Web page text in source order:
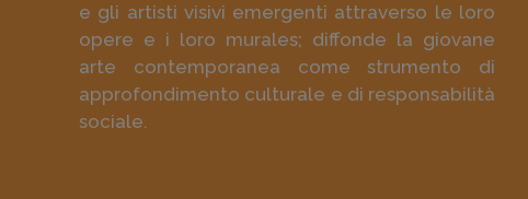
e gli artisti visivi emergenti attraverso le loro
opere e i loro murales; diffonde la giovane
arte contemporanea come strumento di
approfondimento culturale e di responsabilità
sociale.